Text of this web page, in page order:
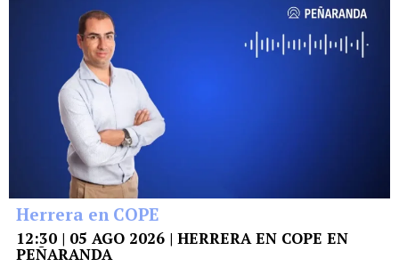
Herrera en COPE
12:30 | 05 AGO 2026 | HERRERA EN COPE EN
PEÑARANDA